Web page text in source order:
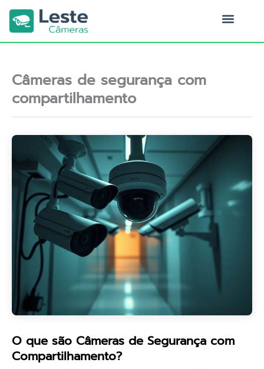
para
conteúdo
Câmeras de segurança com
compartilhamento
O que são Câmeras de Segurança com
Compartilhamento?